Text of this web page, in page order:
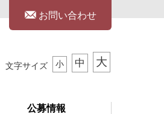
お問い合わせ
文字サイズ 小 中 大
公募情報